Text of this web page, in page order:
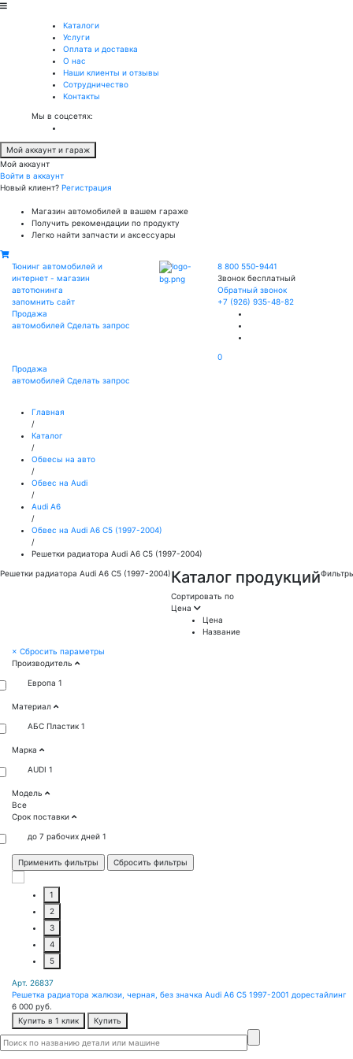
Каталоги
Услуги
Оплата и доставка
О нас
Наши клиенты и отзывы
Сотрудничество
Контакты
Мы в соцсетях:
Мой аккаунт и гараж
Мой аккаунт
Войти в аккаунт
Новый клиент? Регистрация
Магазин автомобилей в вашем гараже
Получить рекомендации по продукту
Легко найти запчасти и аксессуары
Тюнинг автомобилей и
интернет - магазин
автотюнинга
запомнить сайт
Продажа
автомобилей Сделать запрос
8 800 550-9441
Звонок бесплатный
Обратный звонок
+7 (926) 935-48-82
0
Продажа
автомобилей Сделать запрос
Главная
/
Каталог
/
Обвесы на авто
/
Обвес на Audi
/
Audi A6
/
Обвес на Audi A6 С5 (1997-2004)
/
Решетки радиатора Audi A6 C5 (1997-2004)
Решетки радиатора Audi A6 C5 (1997-2004)Каталог продукций
Сортировать по
Цена
Цена
Название
× Сбросить параметры
Производитель
Европа 1
Материал
АБС Пластик 1
Марка
AUDI 1
Модель
Все
Срок поставки
до 7 рабочих дней 1
1
2
3
4
5
Арт. 26837
Решетка радиатора жалюзи, черная, без значка Audi A6 C5 1997-2001 дорестайлинг
6 000 руб.
Купить в 1 клик
Купить